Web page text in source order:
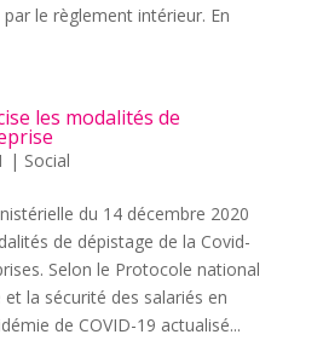
le règlement intérieur. En
les modalités de
| Social
du 14 décembre 2020
de dépistage de la Covid-
Selon le Protocole national
la sécurité des salariés en
de COVID-19 actualisé...